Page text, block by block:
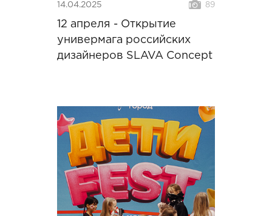
14.04.2025 89
12 апреля - Открытие
универмага российских
дизайнеров SLAVA Concept